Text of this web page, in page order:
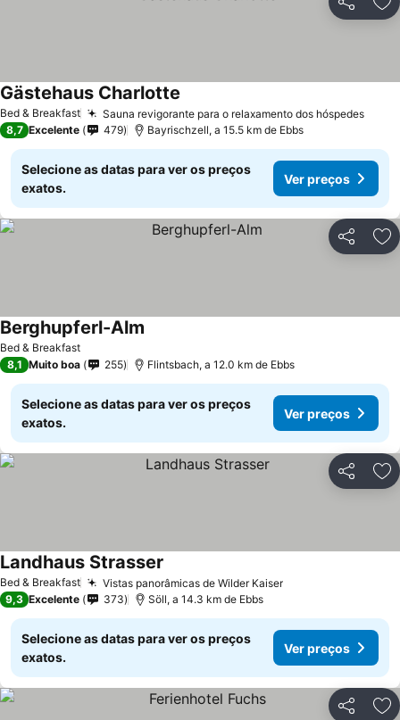
Partilhar
Bed & Breakfast Sauna revigorante para o relaxamento dos hóspedes
Gästehaus Charlotte
8,7 Excelente 479 Bayrischzell, a 15.5 km de Ebbs
Selecione as datas para ver os preços
exatos.
Ver preços
Partilhar
Bed & Breakfast
Berghupferl-Alm
8,1 Muito boa 255 Flintsbach, a 12.0 km de Ebbs
Selecione as datas para ver os preços
exatos.
Ver preços
Partilhar
Bed & Breakfast Vistas panorâmicas de Wilder Kaiser
Landhaus Strasser
9,3 Excelente 373 Söll, a 14.3 km de Ebbs
Selecione as datas para ver os preços
exatos.
Ver preços
Partilhar